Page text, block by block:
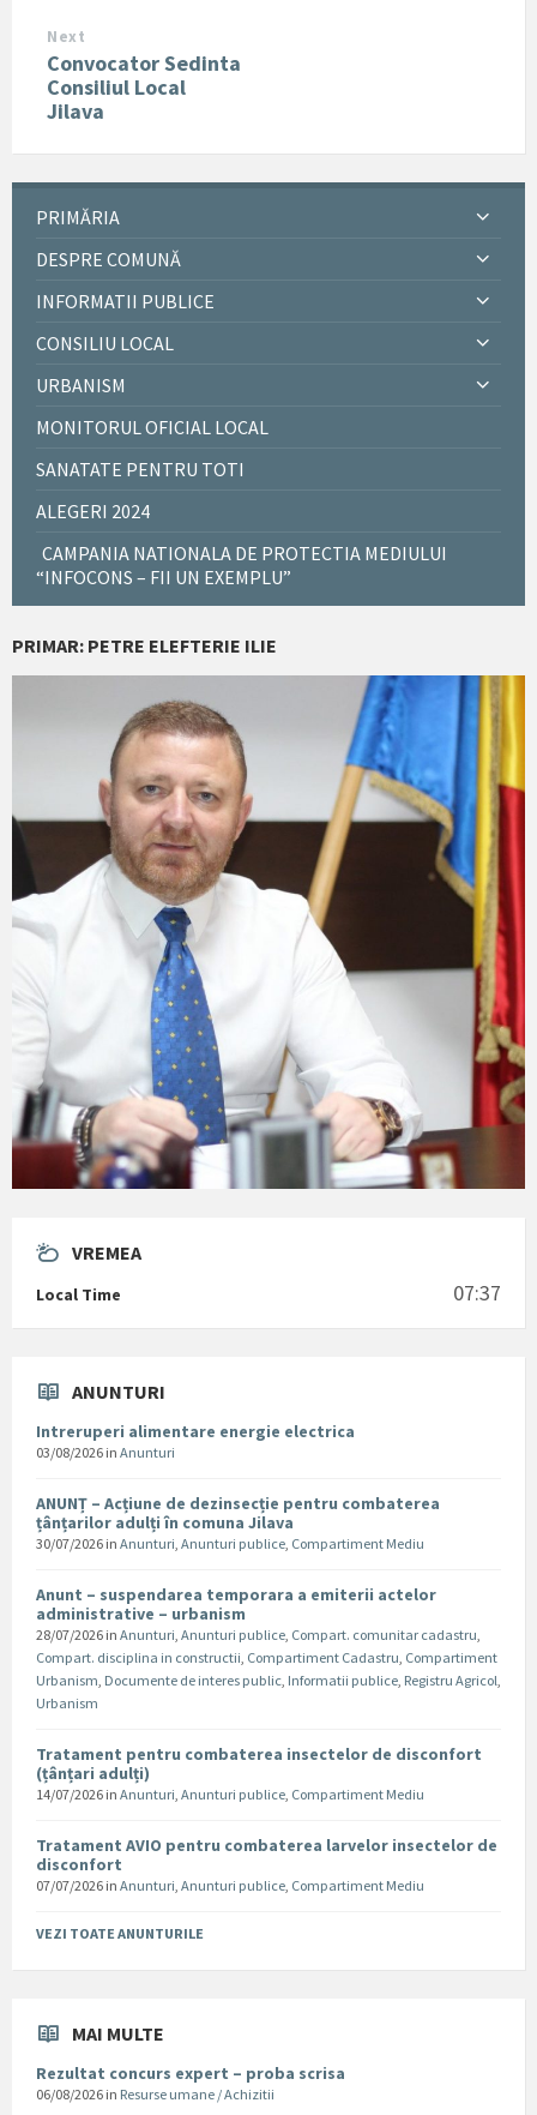
Next
Convocator Sedinta
Consiliul Local
Jilava
PRIMĂRIA
DESPRE COMUNĂ
INFORMATII PUBLICE
CONSILIU LOCAL
URBANISM
MONITORUL OFICIAL LOCAL
SANATATE PENTRU TOTI
ALEGERI 2024
CAMPANIA NATIONALA DE PROTECTIA MEDIULUI
“INFOCONS – FII UN EXEMPLU”
PRIMAR: PETRE ELEFTERIE ILIE
VREMEA
Local Time 07:37
ANUNTURI
Intreruperi alimentare energie electrica
03/08/2026 in Anunturi
ANUNȚ – Acțiune de dezinsecție pentru combaterea
țânțarilor adulți în comuna Jilava
30/07/2026 in Anunturi, Anunturi publice, Compartiment Mediu
Anunt – suspendarea temporara a emiterii actelor
administrative – urbanism
28/07/2026 in Anunturi, Anunturi publice, Compart. comunitar cadastru,
Compart. disciplina in constructii, Compartiment Cadastru, Compartiment
Urbanism, Documente de interes public, Informatii publice, Registru Agricol,
Urbanism
Tratament pentru combaterea insectelor de disconfort
(țânțari adulți)
14/07/2026 in Anunturi, Anunturi publice, Compartiment Mediu
Tratament AVIO pentru combaterea larvelor insectelor de
disconfort
07/07/2026 in Anunturi, Anunturi publice, Compartiment Mediu
VEZI TOATE ANUNTURILE
MAI MULTE
Rezultat concurs expert – proba scrisa
06/08/2026 in Resurse umane / Achizitii